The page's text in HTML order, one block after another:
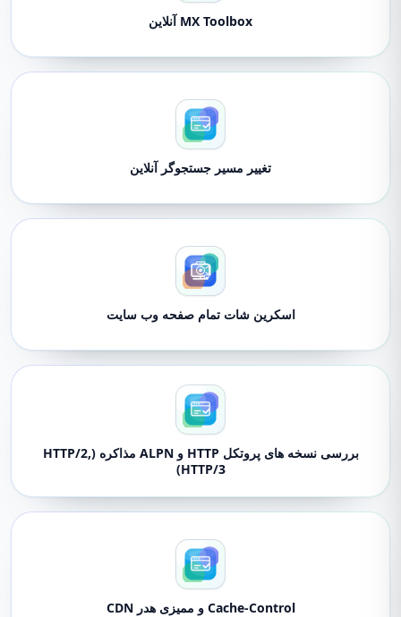
MX Toolbox آنلاین
تغییر مسیر جستجوگر آنلاین
اسکرین شات تمام صفحه وب سایت
بررسی نسخه های پروتکل HTTP و ALPN مذاکره (HTTP/2,
HTTP/3)
Cache-Control و ممیزی هدر CDN